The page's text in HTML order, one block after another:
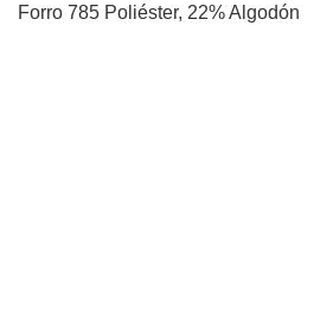
Forro 785 Poliéster, 22% Algodón